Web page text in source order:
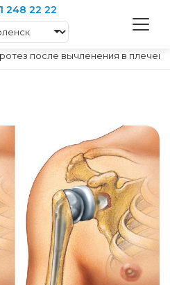
248 22 22
после вычленения в